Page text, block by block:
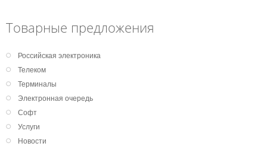
Товарные предложения
Российская электроника
Телеком
Терминалы
Электронная очередь
Софт
Услуги
Новости